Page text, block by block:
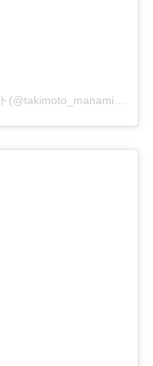
瀧本真奈美 |整理収納コンサルタント(@takimoto_manami)がシェアした投稿